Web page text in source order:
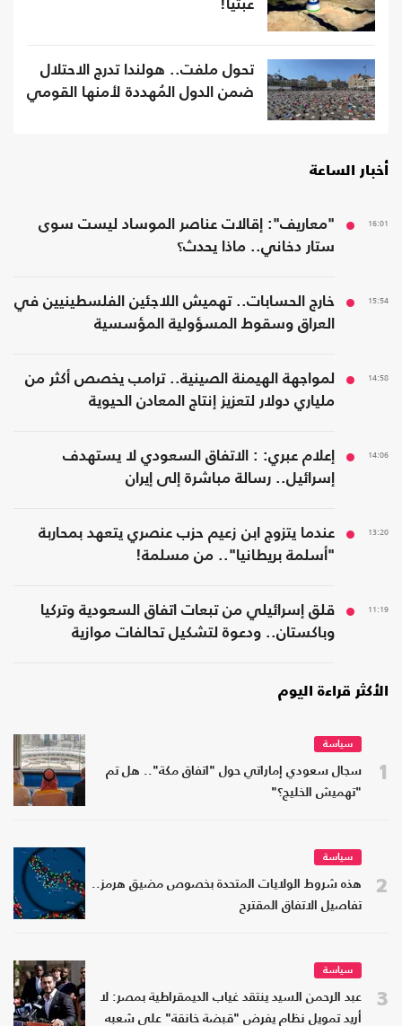
عبثيّا!
تحول ملفت.. هولندا تدرج الاحتلال
ضمن الدول المُهددة لأمنها القومي
أخبار الساعة
16:01
"معاريف": إقالات عناصر الموساد ليست سوى
ستار دخاني.. ماذا يحدث؟
15:54
خارج الحسابات.. تهميش اللاجئين الفلسطينيين في
العراق وسقوط المسؤولية المؤسسية
14:58
لمواجهة الهيمنة الصينية.. ترامب يخصص أكثر من
ملياري دولار لتعزيز إنتاج المعادن الحيوية
14:06
إعلام عبري: : الاتفاق السعودي لا يستهدف
إسرائيل.. رسالة مباشرة إلى إيران
13:20
عندما يتزوج ابن زعيم حزب عنصري يتعهد بمحاربة
"أسلمة بريطانيا".. من مسلمة!
11:19
قلق إسرائيلي من تبعات اتفاق السعودية وتركيا
وباكستان.. ودعوة لتشكيل تحالفات موازية
الأكثر قراءة اليوم
1
سياسة
سجال سعودي إماراتي حول "اتفاق مكة".. هل تم
"تهميش الخليج؟"
2
سياسة
هذه شروط الولايات المتحدة بخصوص مضيق هرمز..
تفاصيل الاتفاق المقترح
3
سياسة
عبد الرحمن السيد ينتقد غياب الديمقراطية بمصر: لا
أريد تمويل نظام يفرض "قبضة خانقة" على شعبه